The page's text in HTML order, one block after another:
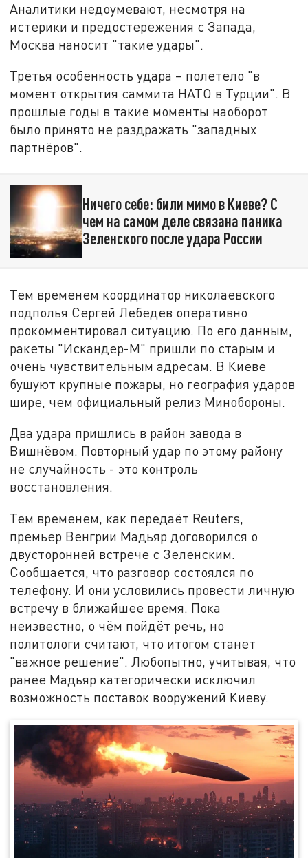
Аналитики недоумевают, несмотря на
истерики и предостережения с Запада,
Москва наносит "такие удары".
Третья особенность удара – полетело "в
момент открытия саммита НАТО в Турции". В
прошлые годы в такие моменты наоборот
было принято не раздражать "западных
партнёров".
Ничего себе: били мимо в Киеве? С
чем на самом деле связана паника
Зеленского после удара России
Тем временем координатор николаевского
подполья Сергей Лебедев оперативно
прокомментировал ситуацию. По его данным,
ракеты "Искандер-М" пришли по старым и
очень чувствительным адресам. В Киеве
бушуют крупные пожары, но география ударов
шире, чем официальный релиз Минобороны.
Два удара пришлись в район завода в
Вишнёвом. Повторный удар по этому району
не случайность - это контроль
восстановления.
Тем временем, как передаёт Reuters,
премьер Венгрии Мадьяр договорился о
двусторонней встрече с Зеленским.
Сообщается, что разговор состоялся по
телефону. И они условились провести личную
встречу в ближайшее время. Пока
неизвестно, о чём пойдёт речь, но
политологи считают, что итогом станет
"важное решение". Любопытно, учитывая, что
ранее Мадьяр категорически исключил
возможность поставок вооружений Киеву.